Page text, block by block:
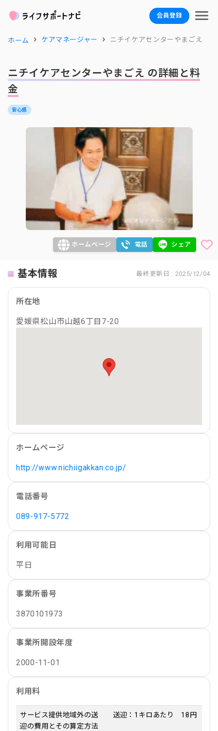
会員登録
ホーム ケアマネージャー ニチイケアセンターやまごえ
ニチイケアセンターやまごえ の詳細と料
金
安心感
ホームページ 電話 シェア
基本情報 最終更新日 : 2025/12/04
所在地
愛媛県松山市山越6丁目7-20
ホームページ
http://www.nichiigakkan.co.jp/
電話番号
089-917-5772
利用可能日
平日
事業所番号
3870101973
事業所開設年度
2000-11-01
利用料
サービス提供地域外の送
迎の費用とその算定方法
送迎：1キロあたり 18円